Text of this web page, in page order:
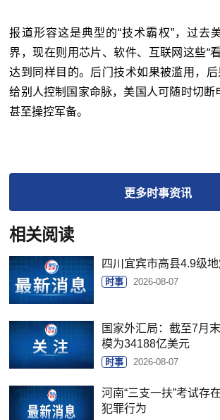
报道形容这是典型的“技术霸权”，过去
界，现在则用芯片、软件、互联网这些“
达到同样目的。后门技术如果被滥用，后
给别人控制国家命脉，美国人可随时切断
甚至操控军备。
更多时事资讯
相关阅读
四川宜宾市高县4.9级
时事 2026-08-07
国家外汇局：截至7月
模为34188亿美元
时事 2026-08-07
河南“三支一扶”考试存
犯罪行为